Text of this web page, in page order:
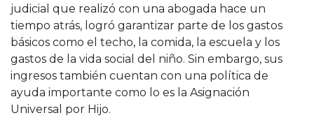
judicial que realizó con una abogada hace un
tiempo atrás, logró garantizar parte de los gastos
básicos como el techo, la comida, la escuela y los
gastos de la vida social del niño. Sin embargo, sus
ingresos también cuentan con una política de
ayuda importante como lo es la Asignación
Universal por Hijo.